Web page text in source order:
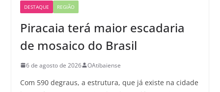
DESTAQUE REGIÃO
Piracaia terá maior escadaria
de mosaico do Brasil
6 de agosto de 2026 OAtibaiense
Com 590 degraus, a estrutura, que já existe na cidade